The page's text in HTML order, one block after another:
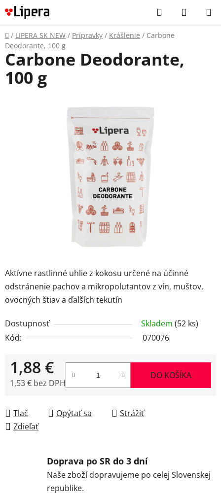
Prejsť
na
obsah
Hľadať
KOŠÍK
Domov
/ LIPERA SK NEW / Prípravky / Krášlenie / Carbone
Deodorante, 100 g
Aktívne rastlinné uhlie z kokosu určené na účinné
odstránenie pachov a mikropolutantov z vín, muštov,
ovocných štiav a ďalších tekutín
Dostupnosť Skladem (52 ks)
Kód:
070076
1,88 €
1,53 € bez DPH
DO KOŠÍKA
Tlač Opýtať sa
Strážiť
Zdieľať
Carbone Deodorante,
100 g
Doprava po SR do 3 dní
Naše zboží dopravujeme po celej Slovenskej
republike.